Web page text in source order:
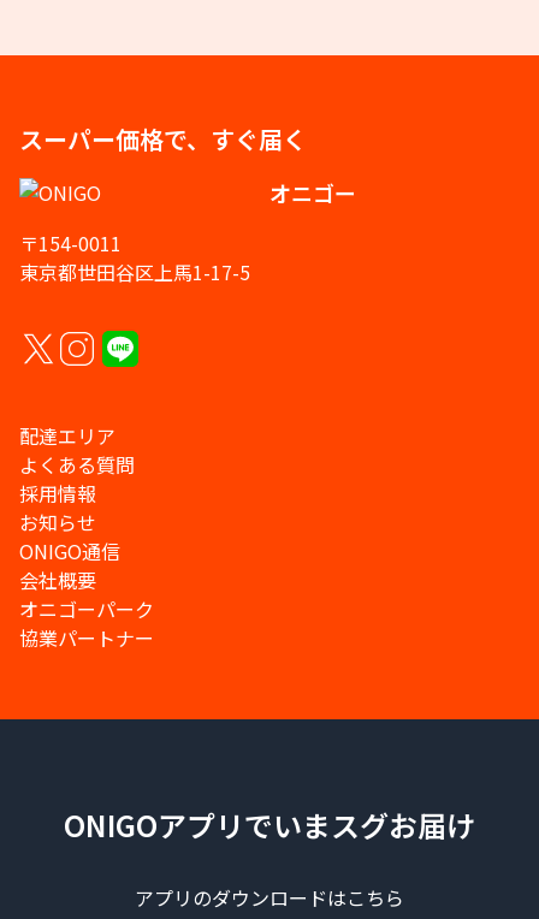
スーパー価格で、すぐ届く
オニゴー
〒154-0011
東京都世田谷区上馬1-17-5
配達エリア
よくある質問
採用情報
お知らせ
ONIGO通信
会社概要
オニゴーパーク
協業パートナー
ONIGOアプリでいまスグお届け
アプリのダウンロードはこちら